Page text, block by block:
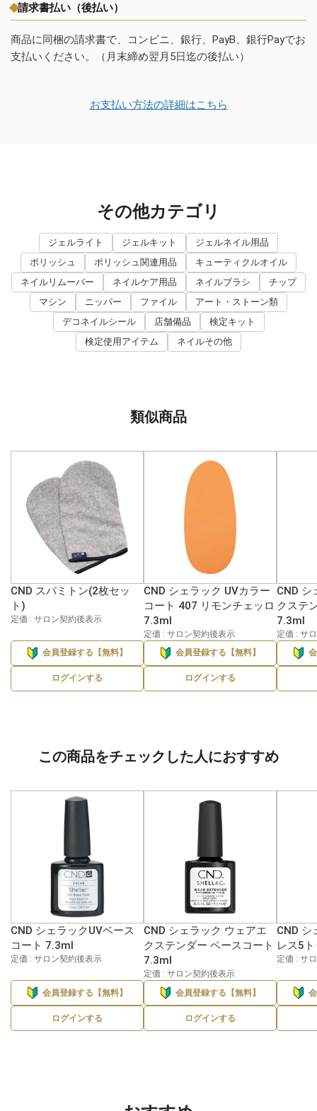
請求書払い（後払い）
商品に同梱の請求書で、コンビニ、銀行、PayB、銀行Payでお
支払いください。（月末締め翌月5日迄の後払い）
お支払い方法の詳細はこちら
その他カテゴリ
ジェルライト ジェルキット
ジェルネイル用品
ポリッシュ
ポリッシュ関連用品
キューティクルオイル
ネイルリムーバー
ネイルケア用品 ネイルブラシ
チップ
マシン
ニッパー ファイル
アート・ストーン類
デコネイルシール
店舗備品
検定キット
検定使用アイテム
ネイルその他
類似商品
CND スパミトン(2枚セッ
ト)
定価 : サロン契約後表示
会員登録する【無料】
ログインする
CND シェラック UVカラー
コート 407 リモンチェッロ
7.3ml
定価 : サロン契約後表示
会員登録する【無料】
ログインする
CND シ
クステ
7.3ml
定価 : サ
この商品をチェックした人におすすめ
CND シェラックUVベース
コート 7.3ml
定価 : サロン契約後表示
会員登録する【無料】
ログインする
CND シェラック ウェアエ
クステンダー ベースコート
7.3ml
定価 : サロン契約後表示
会員登録する【無料】
ログインする
CND シ
レス5
定価 : サ